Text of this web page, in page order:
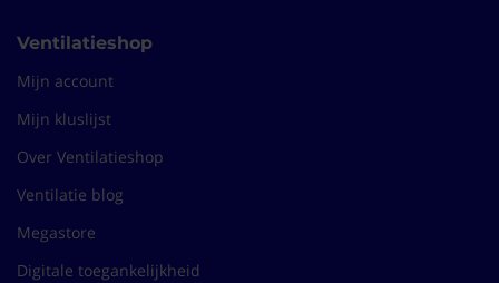
Ventilatieshop
Mijn account
Mijn kluslijst
Over Ventilatieshop
Ventilatie blog
Megastore
Digitale toegankelijkheid